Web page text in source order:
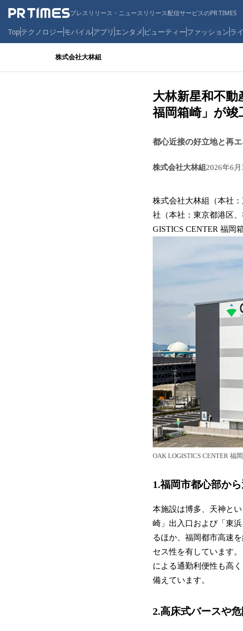
プレスリリース・ニュースリリース配信サービスのPR TIMES
Topテクノロジーモバイルアプリ エンタメ ビューティーファッションラ
株式会社大林組
大林新星和不
福岡箱崎」が竣
都心近接の好立地と再
株式会社大林組 2026年6
株式会社大林組（本社
社（本社：東京都港区
GISTICS CENTER 福岡
OAK LOGISTICS CENTER
1.福岡市都心部か
本施設は博多、天神と
崎」出入口および「東
るほか、福岡都市高速
セス性を有しています
による通勤利便性も高
備えています。
2.高床式バースや